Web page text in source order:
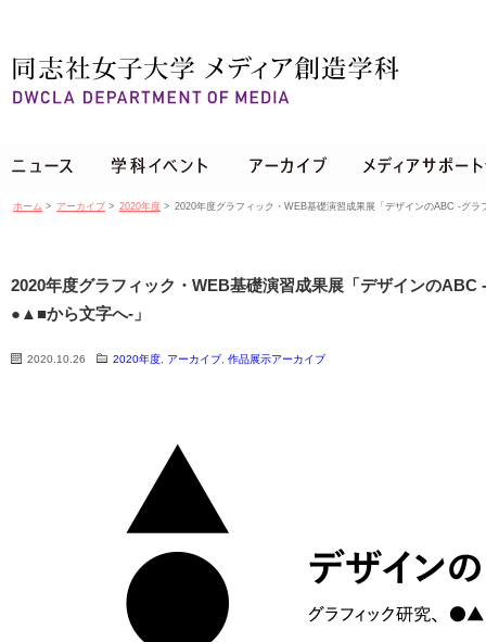
ホーム > アーカイブ > 2020年度 > 2020年度グラフィック・WEB基礎演習成果展「デザインのABC -グ
2020年度グラフィック・WEB基礎演習成果展「デザインのABC
●▲■から文字へ-」
2020.10.26 2020年度 アーカイブ 作品展示アーカイブ